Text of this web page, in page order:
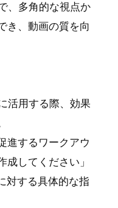
、多角的な視点か
き、動画の質を向
活用する際、効果
進するワークアウ
成してください」
対する具体的な指